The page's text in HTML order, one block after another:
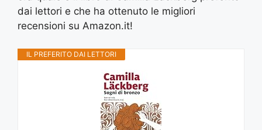
dai lettori e che ha ottenuto le migliori
recensioni su Amazon.it!
IL PREFERITO DAI LETTORI